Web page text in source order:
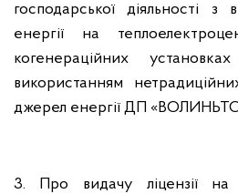
господарської діяльності з
енергії на
когенераційних
використанням
джерел енергії ДП
3. Про видачу ліцензії на